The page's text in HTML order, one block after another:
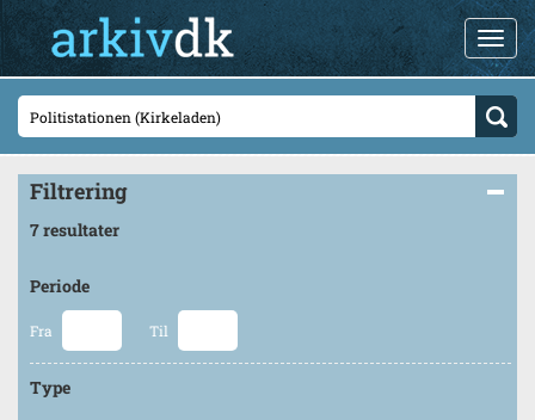
Filtrering
7 resultater
Periode
Fra Til
Type